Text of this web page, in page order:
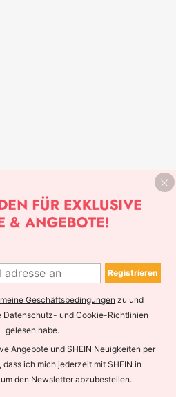
Registrieren
Geschäftsbedingungen zu und
Datenschutz- und Cookie-Richtlinien
gelesen habe.
Angebote und SHEIN Neuigkeiten per
ich mich jederzeit mit SHEIN in
den Newsletter abzubestellen.